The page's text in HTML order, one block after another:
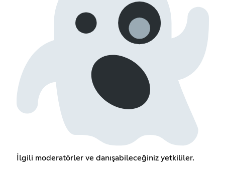
İlgili moderatörler ve danışabileceğiniz yetkililer.